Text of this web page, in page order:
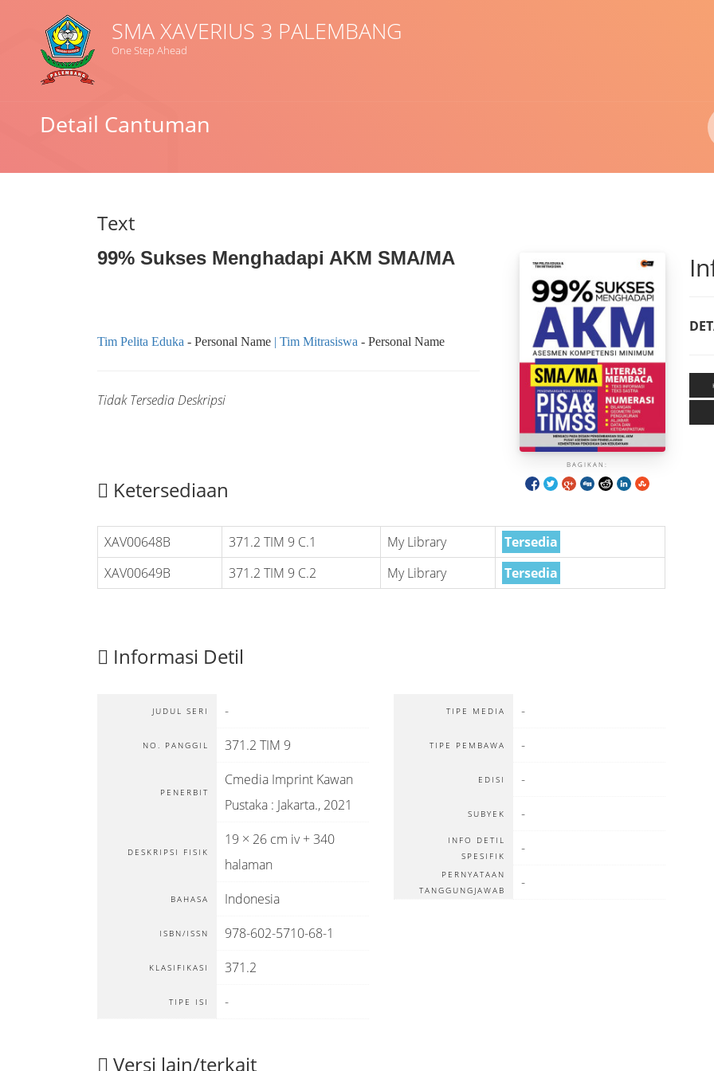
SMA XAVERIUS 3 PALEMBANG
One Step Ahead
Detail Cantuman
Text
99% Sukses Menghadapi AKM SMA/MA
BAGIKAN:
Tim Pelita Eduka - Personal Name Tim Mitrasiswa - Personal Name
Tidak Tersedia Deskripsi
Ketersediaan
XAV00648B 371.2 TIM 9 C.1 My Library
Tersedia
XAV00649B
371.2 TIM 9 C.2 My Library Tersedia
Informasi Detil
JUDUL SERI -
NO. PANGGIL 371.2 TIM 9
PENERBIT
Cmedia Imprint Kawan
Pustaka : Jakarta., 2021
DESKRIPSI FISIK
19 × 26 cm iv + 340
halaman
BAHASA Indonesia
ISBN/ISSN 978-602-5710-68-1
KLASIFIKASI 371.2
TIPE ISI -
TIPE MEDIA -
TIPE PEMBAWA -
EDISI -
SUBYEK -
INFO DETIL
SPESIFIK
-
PERNYATAAN
TANGGUNGJAWAB
-
Versi lain/terkait